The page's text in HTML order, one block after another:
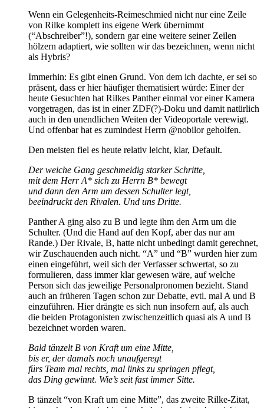
Wenn ein Gelegenheits-Reimeschmied nicht nur eine Zeile
von Rilke komplett ins eigene Werk übernimmt
(“Abschreiber”!), sondern gar eine weitere seiner Zeilen
hölzern adaptiert, wie sollten wir das bezeichnen, wenn nicht
als Hybris?
Immerhin: Es gibt einen Grund. Von dem ich dachte, er sei so
präsent, dass er hier häufiger thematisiert würde: Einer der
heute Gesuchten hat Rilkes Panther einmal vor einer Kamera
vorgetragen, das ist in einer ZDF(?)-Doku und damit natürlich
auch in den unendlichen Weiten der Videoportale verewigt.
Und offenbar hat es zumindest Herrn @nobilor geholfen.
Den meisten fiel es heute relativ leicht, klar, Default.
Der weiche Gang geschmeidig starker Schritte,
mit dem Herr A* sich zu Herrn B* bewegt
und dann den Arm um dessen Schulter legt,
beeindruckt den Rivalen. Und uns Dritte.
Panther A ging also zu B und legte ihm den Arm um die
Schulter. (Und die Hand auf den Kopf, aber das nur am
Rande.) Der Rivale, B, hatte nicht unbedingt damit gerechnet,
wir Zuschauenden auch nicht. “A” und “B” wurden hier zum
einen eingeführt, weil sich der Verfasser schwertat, so zu
formulieren, dass immer klar gewesen wäre, auf welche
Person sich das jeweilige Personalpronomen bezieht. Stand
auch an früheren Tagen schon zur Debatte, evtl. mal A und B
einzuführen. Hier drängte es sich nun insofern auf, als auch
die beiden Protagonisten zwischenzeitlich quasi als A und B
bezeichnet worden waren.
Bald tänzelt B von Kraft um eine Mitte,
bis er, der damals noch unaufgeregt
fürs Team mal rechts, mal links zu springen pflegt,
das Ding gewinnt. Wie’s seit fast immer Sitte.
B tänzelt “von Kraft um eine Mitte”, das zweite Rilke-Zitat,